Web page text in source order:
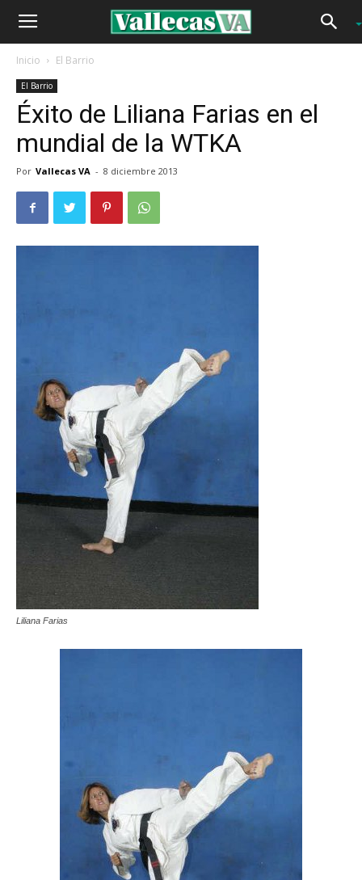
Inicio El Barrio
El Barrio
Éxito de Liliana Farias en el
mundial de la WTKA
Por Vallecas VA - 8 diciembre 2013
Liliana Farias